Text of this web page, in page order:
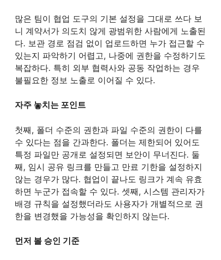
많은 팀이 협업 도구의 기본 설정을 그대로 쓰다 보
니 계약서가 의도치 않게 광범위한 사람에게 노출된
다. 보관 경로 점검 없이 업로드하면 누가 접근할 수
있는지 파악하기 어렵고, 나중에 권한을 수정하기도
복잡하다. 특히 외부 협력사와 공동 작업하는 경우
불필요한 정보 노출로 이어질 수 있다.
자주 놓치는 포인트
첫째, 폴더 수준의 권한과 파일 수준의 권한이 다를
수 있다는 점을 간과한다. 폴더는 제한되어 있어도
특정 파일만 공개로 설정되면 보안이 무너진다. 둘
째, 임시 공유 링크를 만들고 만료 기한을 설정하지
않는 경우가 많다. 협업이 끝나도 링크가 계속 유효
하면 누군가 접속할 수 있다. 셋째, 시스템 관리자가
배경 규칙을 설정했더라도 사용자가 개별적으로 권
한을 변경했을 가능성을 확인하지 않는다.
먼저 볼 승인 기준